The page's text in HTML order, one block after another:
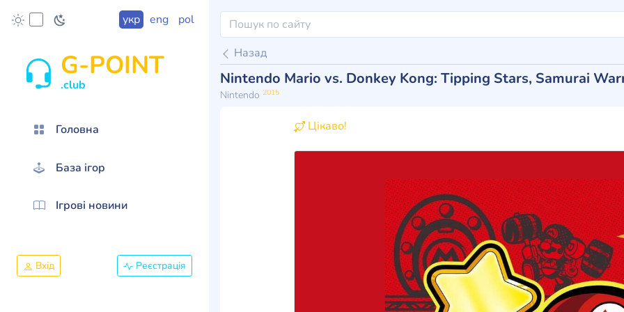
укр eng pol
G-POINT
.club
Головна
База ігор
Ігрові новини
Вхід Реєстрація
Назад
Nintendo Mario vs. Donkey Kong: Tipping Stars, Samurai
Nintendo 2015
Цікаво!